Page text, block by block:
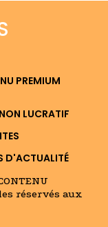
PREMIUM
LUCRATIF
D'ACTUALITÉ
réservés aux